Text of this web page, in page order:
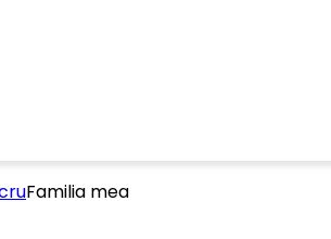
Familia mea